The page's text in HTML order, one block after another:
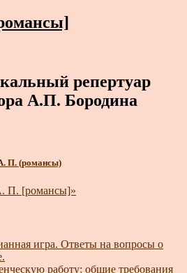
репертуар
А.П. Бородина
П. (романсы)
П. [романсы]»
игра. Ответы на вопросы о
работу: общие требования